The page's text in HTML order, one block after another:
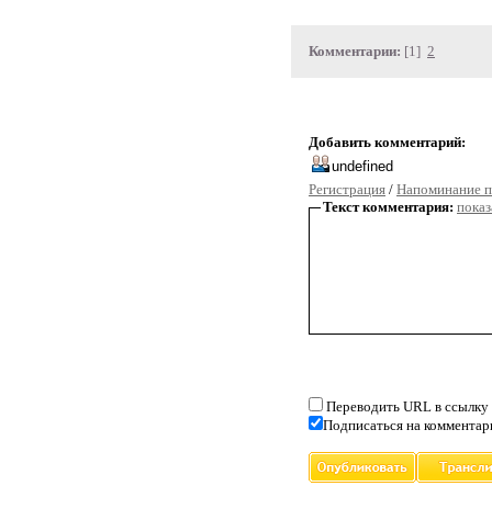
Комментарии: [1] 2
Добавить комментарий:
Регистрация / Напоминание
Текст комментария:
Переводить URL в ссылку
Подписаться на